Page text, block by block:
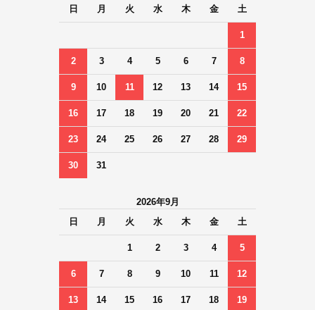
日
月 火 水 木 金 土
1
2 3 4 5 6 7 8
9 10 11 12 13 14 15
16 17 18 19 20 21 22
23 24 25 26 27 28 29
30 31
2026年9月
日
月 火 水 木 金 土
1 2 3 4 5
6 7 8 9 10 11 12
13 14 15 16 17 18 19